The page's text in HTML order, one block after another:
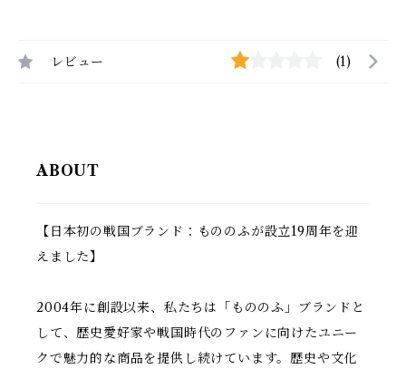
レビュー (1)
ABOUT
【日本初の戦国ブランド：もののふが設立19周年を迎
えました】
2004年に創設以来、私たちは「もののふ」ブランドと
して、歴史愛好家や戦国時代のファンに向けたユニー
クで魅力的な商品を提供し続けています。歴史や文化